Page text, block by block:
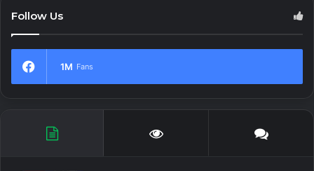
Follow Us
1M Fans